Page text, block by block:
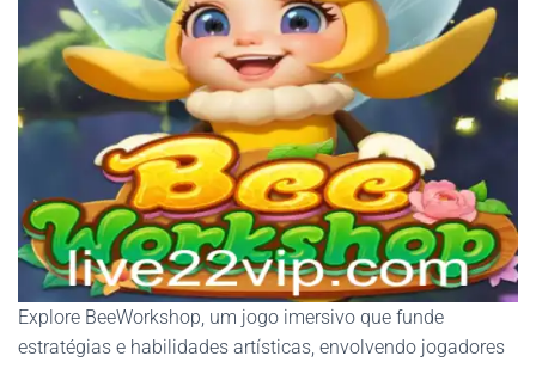
Explore BeeWorkshop, um jogo imersivo que funde
estratégias e habilidades artísticas, envolvendo jogadores